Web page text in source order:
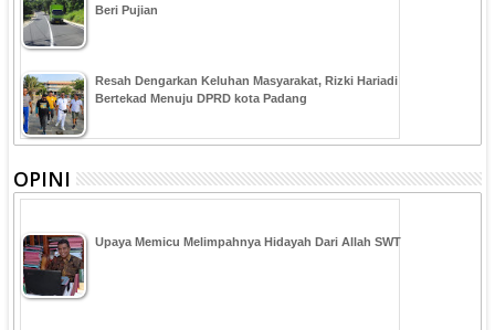
Beri Pujian
Resah Dengarkan Keluhan Masyarakat, Rizki Hariadi
Bertekad Menuju DPRD kota Padang
OPINI
Upaya Memicu Melimpahnya Hidayah Dari Allah SWT